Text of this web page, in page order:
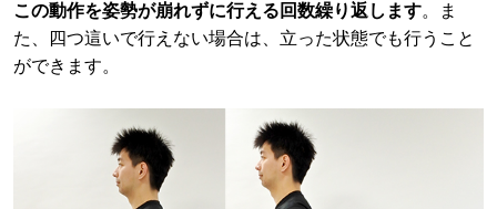
この動作を姿勢が崩れずに行える回数繰り返します。ま
た、四つ這いで行えない場合は、立った状態でも行うこと
ができます。